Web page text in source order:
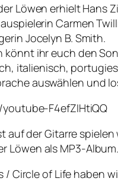
Löwen erhielt Hans
Carmen
Jocelyn B. Smith.
könnt ihr euch den
italienisch,
auswählen und
F4efZIHtiQQ
auf der Gitarre
Löwen als MP3-Album.
/ Circle of Life haben